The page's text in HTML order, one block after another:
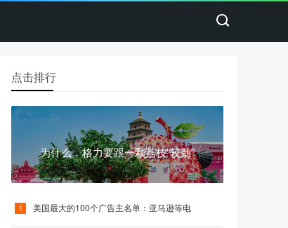
点击排行
为什么，格力要跟一颗荔枝“较劲”
美国最大的100个广告主名单：亚马逊等电